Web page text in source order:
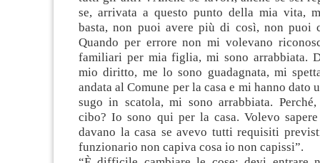
se, arrivata a questo punto della mia vita,
basta, non puoi avere più di così, non puoi
Quando per errore non mi volevano
familiari per mia figlia, mi sono arrabbiata.
mio diritto, me lo sono guadagnata, mi
andata al Comune per la casa e mi hanno dato
sugo in scatola, mi sono arrabbiata.
cibo? Io sono qui per la casa. Volevo
davano la casa se avevo tutti requisiti
funzionario non capiva cosa io non capissi”.